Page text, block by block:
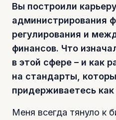
Вы построили
администрирования
регулирования и
финансов. Что
в этой сфере – и как
на стандарты,
придерживаетесь
Меня всегда тянуло к